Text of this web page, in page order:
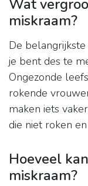
Wat
miskraam?
De
je bent des te
Ongezonde
rokende
maken iets
die niet roken
Hoeveel
miskraam?